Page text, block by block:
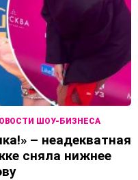
ШОУ-БИЗНЕСА
– неадекватная
сняла нижнее